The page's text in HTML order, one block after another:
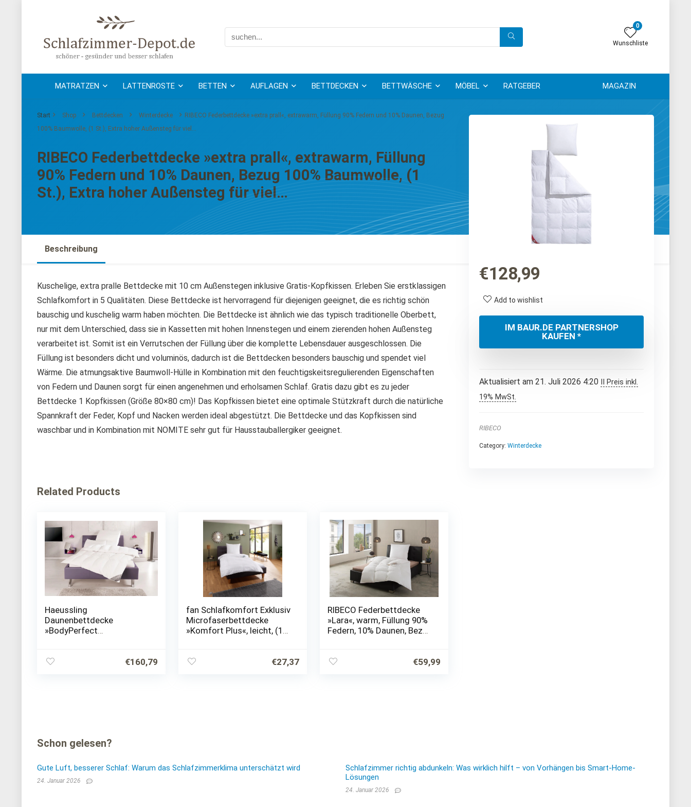
0
Wunschliste
MATRATZEN LATTENROSTE BETTEN AUFLAGEN BETTDECKEN BETTWÄSCHE MÖBEL RATGEBER MAGAZIN
Start Shop Bettdecken Winterdecke
RIBECO Federbettdecke »extra prall«, extrawarm, Füllung 90% Federn und 10% Daunen, Bezug
100% Baumwolle, (1 St.), Extra hoher Außensteg für viel…
RIBECO Federbettdecke »extra prall«, extrawarm, Füllung
90% Federn und 10% Daunen, Bezug 100% Baumwolle, (1
St.), Extra hoher Außensteg für viel…
€128,99
Add to wishlist
IM BAUR.DE PARTNERSHOP
KAUFEN *
Aktualisiert am 21. Juli 2026 4:20
II Preis inkl.
19% MwSt.
RIBECO
Category: Winterdecke
Beschreibung
Kuschelige, extra pralle Bettdecke mit 10 cm Außenstegen inklusive Gratis-Kopfkissen. Erleben Sie erstklassigen
Schlafkomfort in 5 Qualitäten. Diese Bettdecke ist hervorragend für diejenigen geeignet, die es richtig schön
bauschig und kuschelig warm haben möchten. Die Bettdecke ist ähnlich wie das typisch traditionelle Oberbett,
nur mit dem Unterschied, dass sie in Kassetten mit hohen Innenstegen und einem zierenden hohen Außensteg
verarbeitet ist. Somit ist ein Verrutschen der Füllung über die komplette Lebensdauer ausgeschlossen. Die
Füllung ist besonders dicht und voluminös, dadurch ist die Bettdecken besonders bauschig und spendet viel
Wärme. Die atmungsaktive Baumwoll-Hülle in Kombination mit den feuchtigskeitsregulierenden Eigenschaften
von Federn und Daunen sorgt für einen angenehmen und erholsamen Schlaf. Gratis dazu gibt es zu jeder
Bettdecke 1 Kopfkissen (Größe 80×80 cm)! Das Kopfkissen bietet eine optimale Stützkraft durch die natürliche
Spannkraft der Feder, Kopf und Nacken werden ideal abgestützt. Die Bettdecke und das Kopfkissen sind
waschbar und in Kombination mit NOMITE sehr gut für Hausstauballergiker geeignet.
Related Products
Haeussling
Daunenbettdecke
»BodyPerfect
Federn, (1 St.), durch €160,79
fan Schlafkomfort Exklusiv
Microfaserbettdecke
»Komfort Plus«, leicht, (1
€27,37
RIBECO Federbettdecke
»Lara«, warm, Füllung 90%
Federn, 10% Daunen, Bezug
€59,99
Schon gelesen?
Gute Luft, besserer Schlaf: Warum das Schlafzimmerklima unterschätzt wird
24. Januar 2026
Schlafzimmer richtig abdunkeln: Was wirklich hilft – von Vorhängen bis Smart-Home-
Lösungen
24. Januar 2026